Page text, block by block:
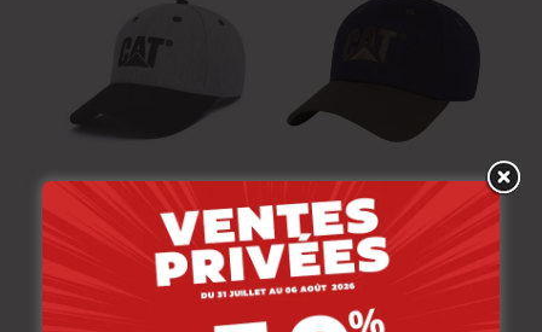
LOGO COMBINATION
– GREY / BLACK
CAT Casquette – CAT
LOGO COMBINATION
– INKWELL / GRAY
84.000DT